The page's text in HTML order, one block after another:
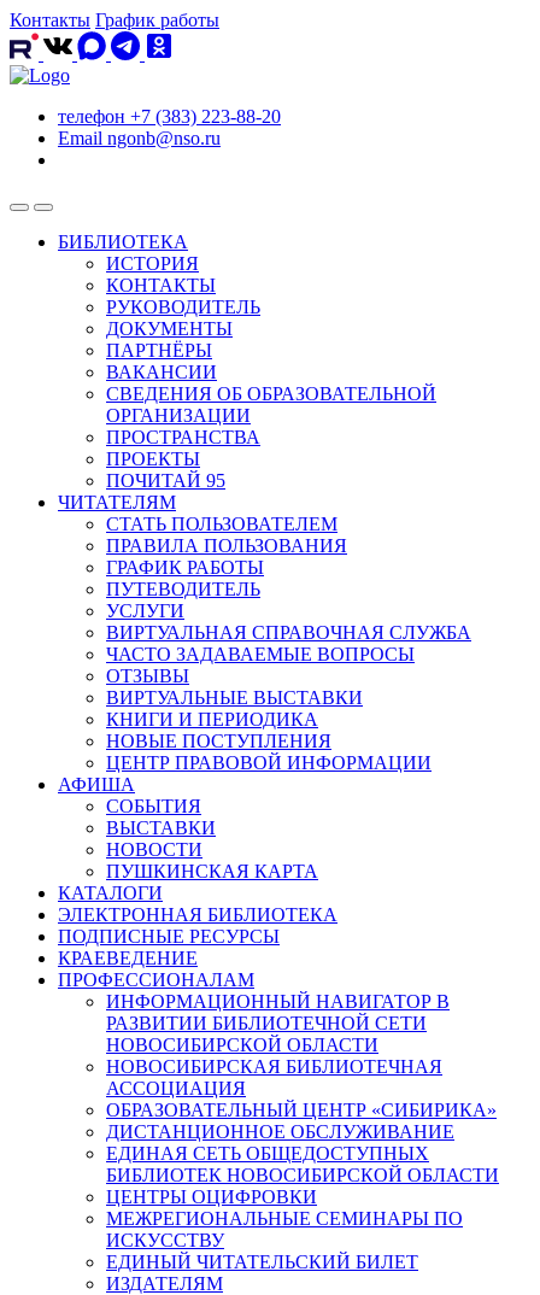
Контакты График работы
телефон +7 (383) 223-88-20
Email ngonb@nso.ru
БИБЛИОТЕКА
ИСТОРИЯ
КОНТАКТЫ
РУКОВОДИТЕЛЬ
ДОКУМЕНТЫ
ПАРТНЁРЫ
ВАКАНСИИ
СВЕДЕНИЯ ОБ ОБРАЗОВАТЕЛЬНОЙ
ОРГАНИЗАЦИИ
ПРОСТРАНСТВА
ПРОЕКТЫ
ПОЧИТАЙ 95
ЧИТАТЕЛЯМ
СТАТЬ ПОЛЬЗОВАТЕЛЕМ
ПРАВИЛА ПОЛЬЗОВАНИЯ
ГРАФИК РАБОТЫ
ПУТЕВОДИТЕЛЬ
УСЛУГИ
ВИРТУАЛЬНАЯ СПРАВОЧНАЯ СЛУЖБА
ЧАСТО ЗАДАВАЕМЫЕ ВОПРОСЫ
ОТЗЫВЫ
ВИРТУАЛЬНЫЕ ВЫСТАВКИ
КНИГИ И ПЕРИОДИКА
НОВЫЕ ПОСТУПЛЕНИЯ
ЦЕНТР ПРАВОВОЙ ИНФОРМАЦИИ
АФИША
СОБЫТИЯ
ВЫСТАВКИ
НОВОСТИ
ПУШКИНСКАЯ КАРТА
КАТАЛОГИ
ЭЛЕКТРОННАЯ БИБЛИОТЕКА
ПОДПИСНЫЕ РЕСУРСЫ
КРАЕВЕДЕНИЕ
ПРОФЕССИОНАЛАМ
ИНФОРМАЦИОННЫЙ НАВИГАТОР В
РАЗВИТИИ БИБЛИОТЕЧНОЙ СЕТИ
НОВОСИБИРСКОЙ ОБЛАСТИ
НОВОСИБИРСКАЯ БИБЛИОТЕЧНАЯ
АССОЦИАЦИЯ
ОБРАЗОВАТЕЛЬНЫЙ ЦЕНТР «СИБИРИКА»
ДИСТАНЦИОННОЕ ОБСЛУЖИВАНИЕ
ЕДИНАЯ СЕТЬ ОБЩЕДОСТУПНЫХ
БИБЛИОТЕК НОВОСИБИРСКОЙ ОБЛАСТИ
ЦЕНТРЫ ОЦИФРОВКИ
МЕЖРЕГИОНАЛЬНЫЕ СЕМИНАРЫ ПО
ИСКУССТВУ
ЕДИНЫЙ ЧИТАТЕЛЬСКИЙ БИЛЕТ
ИЗДАТЕЛЯМ